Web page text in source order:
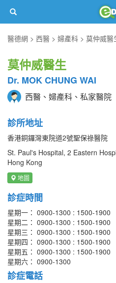
醫德網
西醫 婦產科 莫仲威醫
莫仲威醫生
Dr. MOK CHUNG WAI
西醫、婦產科、私家醫院
診所地址
香港銅鑼灣東院道2號聖保祿醫院
St. Paul's Hospital, 2 Eastern
Hong Kong
地圖
診症時間
星期一： 0900-1300 : 1500-1900
星期二： 0900-1300 : 1500-1900
星期三： 0900-1300 : 1500-1900
星期四： 0900-1300 : 1500-1900
星期五： 0900-1300 : 1500-1900
星期六： 0900-1300
診症電話